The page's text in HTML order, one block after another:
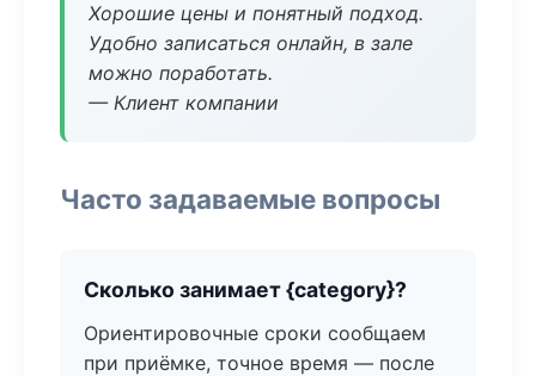
Хорошие цены и понятный подход.
Удобно записаться онлайн, в зале
можно поработать.
— Клиент компании
Часто задаваемые вопросы
Сколько занимает {category}?
Ориентировочные сроки сообщаем
при приёмке, точное время — после